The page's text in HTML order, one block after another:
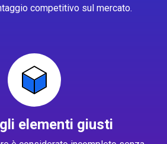
competitivo sul mercato.
elementi giusti